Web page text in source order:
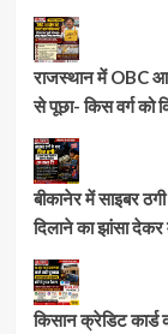
राजस्थान में OBC
से पूछा- किस वर्ग को
बीकानेर में साइबर
दिलाने का झांसा
किसान क्रेडिट कार्ड